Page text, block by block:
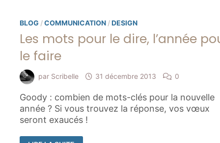
D’ÂGE
!
BLOG /COMMUNICATION /DESIGN
Les mots pour le dire, l’année
le faire
par Scribelle 31 décembre 2013 0
Goody : combien de mots-clés pour la nouvelle
année ? Si vous trouvez la réponse, vos vœux
seront exaucés !
LES